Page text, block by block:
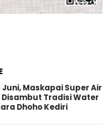
Maskapai Super Air
Disambut Tradisi Water
Dhoho Kediri